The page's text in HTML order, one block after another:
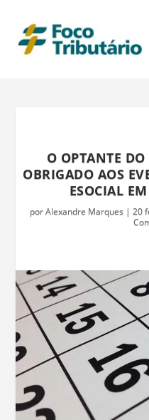
O OPTANTE DO
OBRIGADO AOS
ESOCIAL
porAlexandre Marques | 20